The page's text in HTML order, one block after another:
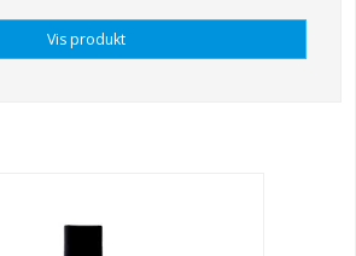
Vis produkt